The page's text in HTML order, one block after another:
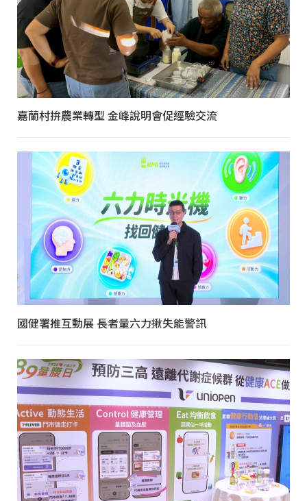
嘉蘭村拚農業轉型 金峰說明會促經驗交流
國健署推互動展 長者量六力揪失能警訊